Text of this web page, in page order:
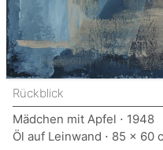
Rückblick
Mädchen mit Apfel ⋅ 1948
Öl auf Leinwand ⋅ 85 x 60